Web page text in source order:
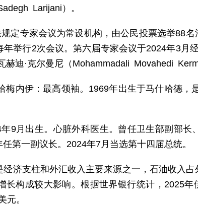
Larijani）。
定专家会议为常设机构，由公民投票选举88名
举行2次会议。第六届专家会议于2024年3月
赫迪·克尔曼尼（Mohammadali Movahedi
梅内伊：最高领袖。1969年出生于马什哈德，
9月出生。心脏外科医生。曾任卫生部副部长
第一副议长。2024年7月当选第十四届总统。
济支柱和外汇收入主要来源之一，石油收入占
长构成较大影响。根据世界银行统计，2025年
元。